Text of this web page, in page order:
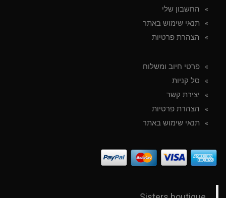
החשבון שלי
תנאי שימוש באתר
הצהרת פרטיות
פרטי חיוב ומשלוח
סל קניות
יצירת קשר
הצהרת פרטיות
תנאי שימוש באתר